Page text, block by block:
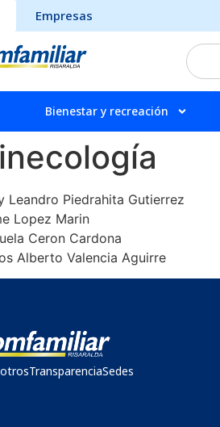
Empresas
Bienestar y recreación
Leandro Piedrahita Gutierrez
Lopez Marin
Ceron Cardona
Alberto Valencia Aguirre
TransparenciaSedes